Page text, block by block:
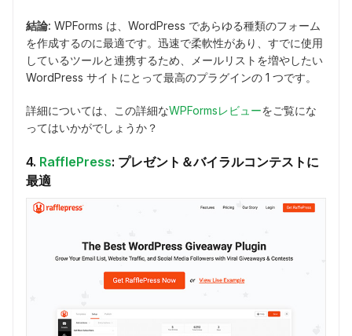
結論: WPForms は、WordPress であらゆる種類のフォーム
を作成するのに最適です。迅速で柔軟性があり、すでに使用
しているツールと連携するため、メールリストを増やしたい
WordPress サイトにとって最高のプラグインの 1 つです。
詳細については、この詳細なWPFormsレビューをご覧にな
ってはいかがでしょうか？
4. RafflePress: プレゼント＆バイラルコンテストに
最適